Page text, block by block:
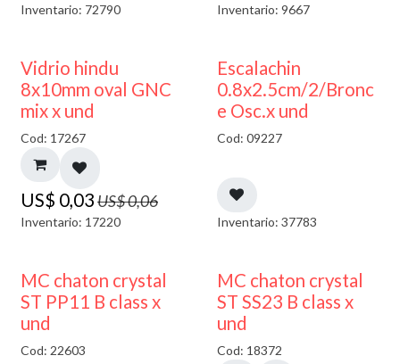
Inventario: 72790 Inventario: 9667
50% DESCUENTO
Vidrio hindu
8x10mm oval GNC
mix x und
Cod: 17267
US$ 0,03US$0,06
Inventario: 17220
Escalachin
0.8x2.5cm/2/Bronc
e Osc.x und
Cod: 09227
Inventario: 37783
MC chaton crystal
ST PP11 B class x
und
Cod: 22603
MC chaton crystal
ST SS23 B class x
und
Cod: 18372